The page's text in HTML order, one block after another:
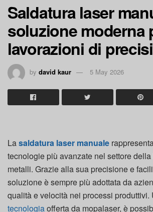
Saldatura laser
soluzione moderna
lavorazioni di
by david kaur 5 May 2026
Lasaldatura laser manuale
tecnologie più avanzate nel settore
metalli. Grazie alla sua precisione e
soluzione è sempre più adottata da
qualità e velocità nei processi
tecnologiaofferta da mopalaser, è